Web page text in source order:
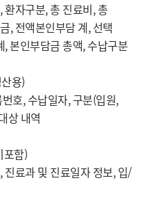
자구분, 총 진료비, 총
, 전액본인부담 계, 선택
본인부담금 총액, 수납구분
용)
호, 수납일자, 구분(입원,
상 내역
함)
료과 및 진료일자 정보, 입/